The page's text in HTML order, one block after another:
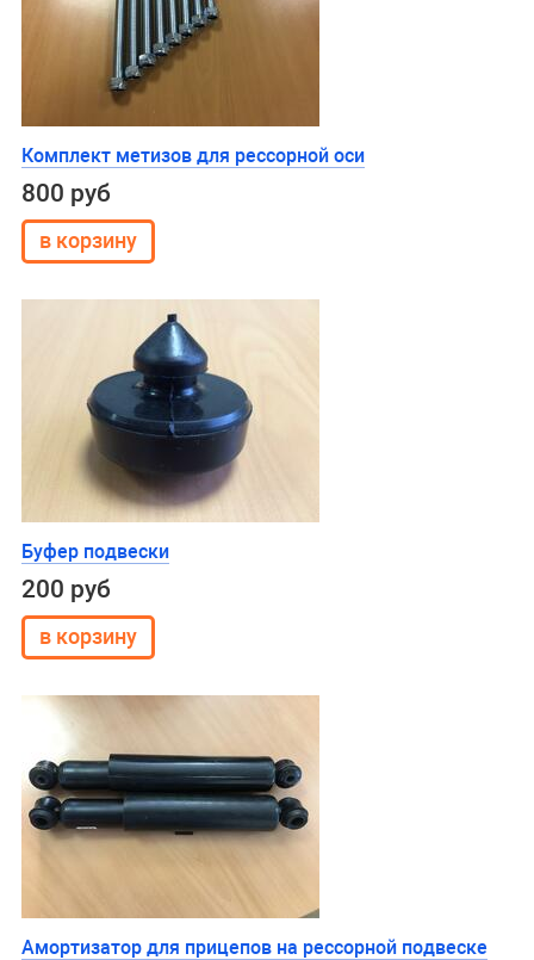
Комплект метизов для рессорной оси
800 руб
Буфер подвески
200 руб
Амортизатор для прицепов на рессорной подвеске